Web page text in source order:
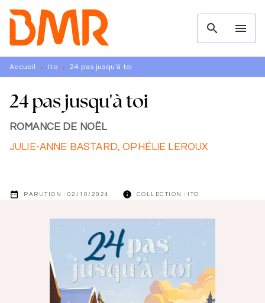
MENU RECHERCHE
PIED DE PAGE
search menu
Accueil • Ito • 24 pas jusqu'à toi
24 pas jusqu'à toi
ROMANCE DE NOËL
JULIE-ANNE BASTARD,OPHÉLIE LEROUX
date_range PARUTION : 02/10/2024 info COLLECTION : ITO